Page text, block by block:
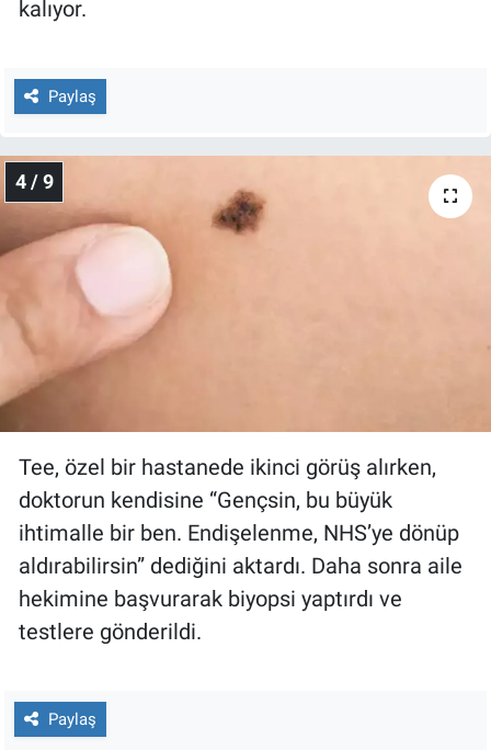
kalıyor.
Paylaş
4 / 9
Tee, özel bir hastanede ikinci görüş alırken,
doktorun kendisine “Gençsin, bu büyük
ihtimalle bir ben. Endişelenme, NHS’ye dönüp
aldırabilirsin” dediğini aktardı. Daha sonra aile
hekimine başvurarak biyopsi yaptırdı ve
testlere gönderildi.
Paylaş